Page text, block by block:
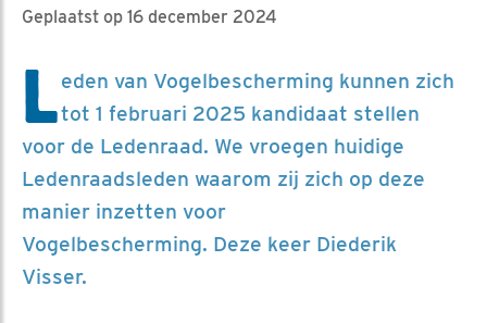
Geplaatst op 16 december 2024
Leden van Vogelbescherming kunnen zich
tot 1 februari 2025 kandidaat stellen
voor de Ledenraad. We vroegen huidige
Ledenraadsleden waarom zij zich op deze
manier inzetten voor
Vogelbescherming. Deze keer Diederik
Visser.